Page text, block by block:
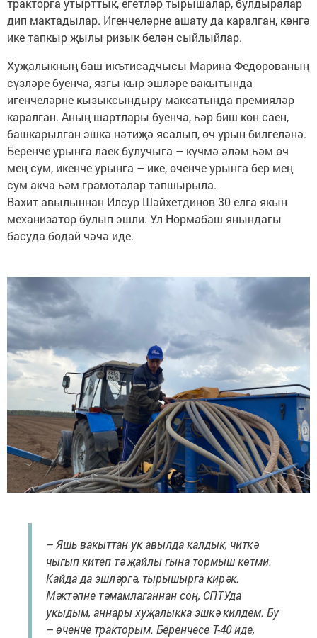
тракторга утырттык, егетләр тырышалар, булдыралар
дип мактадылар. Игенчеләрне ашату да каралган, көнгә
ике тапкыр җылы ризык белән сыйлыйлар.
Хуҗалыкның баш икътисадчысы Марина Федорованың
сүзләре буенча, язгы кыр эшләре вакытында
игенчеләрне кызыксындыру максатында премияләр
каралган. Аның шартлары буенча, һәр биш көн саен,
башкарылган эшкә нәтиҗә ясалып, өч урын билгеләнә.
Беренче урынга лаек булучыга – күчмә әләм һәм өч
мең сум, икенче урынга – ике, өченче урынга бер мең
сум акча һәм грамоталар тапшырыла.
Вахит авылыннан Илсур Шәйхетдинов 30 елга якын
механизатор булып эшли. Ул Нормабаш янындагы
басуда бодай чәчә иде.
– Яшь вакыттан ук авылда калдык, читкә
чыгып китеп тә җайлы гына тормыш көтми.
Кайда да эшләргә, тырышырга кирәк.
Мәктәпне тәмамлаганнан соң, СПТУда
укыдым, аннары хуҗалыкка эшкә килдем. Бу
– өченче тракторым. Беренчесе Т-40 иде,